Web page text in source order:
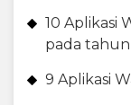
10 Aplikasi
pada
9 Aplikasi